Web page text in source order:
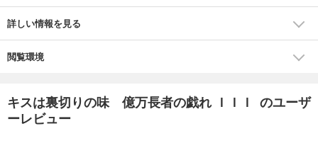
詳しい情報を見る
閲覧環境
キスは裏切りの味 億万長者の戯れ ＩＩＩ のユーザ
ーレビュー